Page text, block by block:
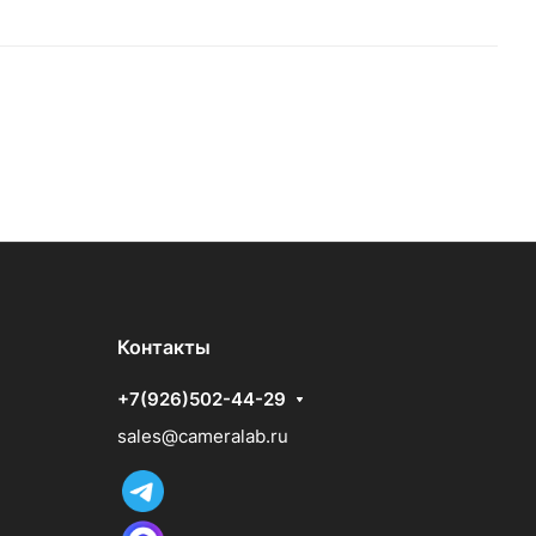
Контакты
+7(926)502-44-29
sales@cameralab.ru